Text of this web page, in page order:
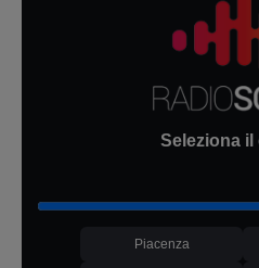
Seleziona il
Piacenza